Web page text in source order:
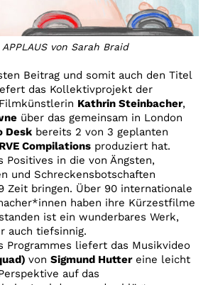
von Sarah Braid
Beitrag und somit auch den Titel
das Kollektivprojekt der
Kathrin Steinbacher,
über das gemeinsam in London
Desk bereits 2 von 3 geplanten
Compilations produziert hat.
in die von Ängsten,
und Schreckensbotschaften
Zeit bringen. Über 90 internationale
haben ihre Kürzestfilme
ist ein wunderbares Werk,
auch tiefsinnig.
Programmes liefert das Musikvideo
von Sigmund Huttereine leicht
auf das